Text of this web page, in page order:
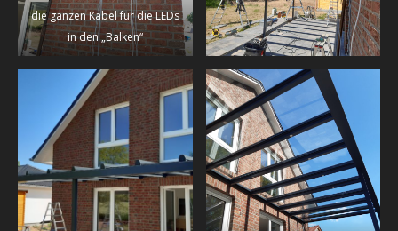
die ganzen Kabel für die LEDs
in den „Balken“